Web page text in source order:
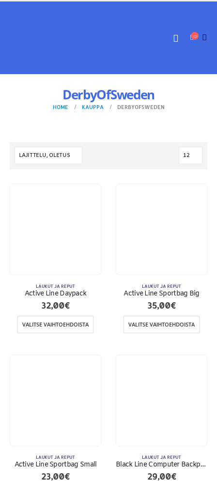
DerbyOfSweden
HOME KAUPPA DERBYOFSWEDEN
LAUKUT JA REPUT
Active Line Daypack
32,00€
VALITSE VAIHTOEHDOISTA
LAUKUT JA REPUT
Active Line Sportbag Big
35,00€
VALITSE VAIHTOEHDOISTA
LAUKUT JA REPUT
Active Line Sportbag Small
23,00€
LAUKUT JA REPUT
Black Line Computer Backpack
29,00€